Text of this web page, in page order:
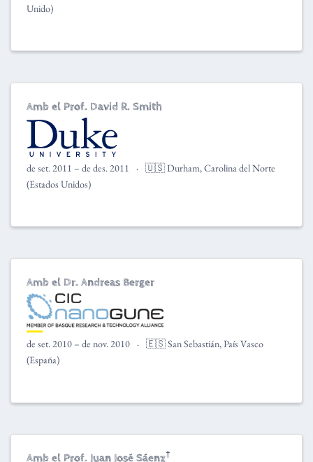
Unido)
Amb el Prof. David R. Smith
de set. 2011 – de des. 2011
🇺🇸 Durham, Carolina del Norte
(Estados Unidos)
Amb el Dr. Andreas Berger
de set. 2010 – de nov. 2010
🇪🇸 San Sebastián, País Vasco
(España)
Amb el Prof. Juan José Sáenz†